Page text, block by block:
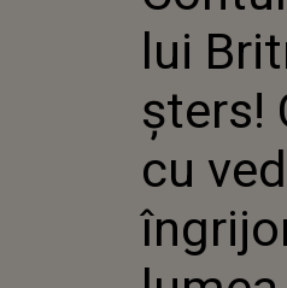
lui
șters!
cu